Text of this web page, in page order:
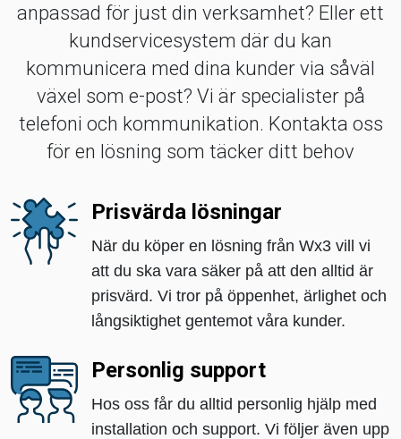
anpassad för just din verksamhet? Eller ett
kundservicesystem där du kan
kommunicera med dina kunder via såväl
växel som e-post? Vi är specialister på
telefoni och kommunikation. Kontakta oss
för en lösning som täcker ditt behov
Prisvärda lösningar
När du köper en lösning från Wx3 vill vi
att du ska vara säker på att den alltid är
prisvärd. Vi tror på öppenhet, ärlighet och
långsiktighet gentemot våra kunder.
Personlig support
Hos oss får du alltid personlig hjälp med
installation och support. Vi följer även upp